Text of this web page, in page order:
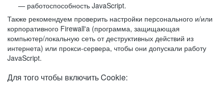
работоспособность JavaScript.
Также рекомендуем проверить настройки персонального и/или
корпоративного Firewall'a (программа, защищающая
компьютер/локальную сеть от деструктивных действий из
интернета) или прокси-сервера, чтобы они допускали работу
JavaScript.
Для того чтобы включить Cookie: